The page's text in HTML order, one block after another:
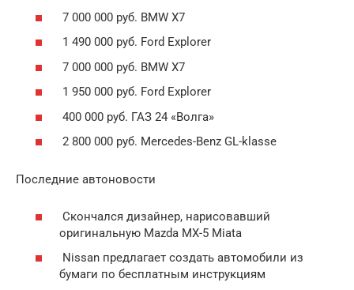
7 000 000 руб. BMW X7
1 490 000 руб. Ford Explorer
7 000 000 руб. BMW X7
1 950 000 руб. Ford Explorer
400 000 руб. ГАЗ 24 «Волга»
2 800 000 руб. Mercedes-Benz GL-klasse
Последние автоновости
Скончался дизайнер, нарисовавший
оригинальную Mazda MX-5 Miata
Nissan предлагает создать автомобили из
бумаги по бесплатным инструкциям